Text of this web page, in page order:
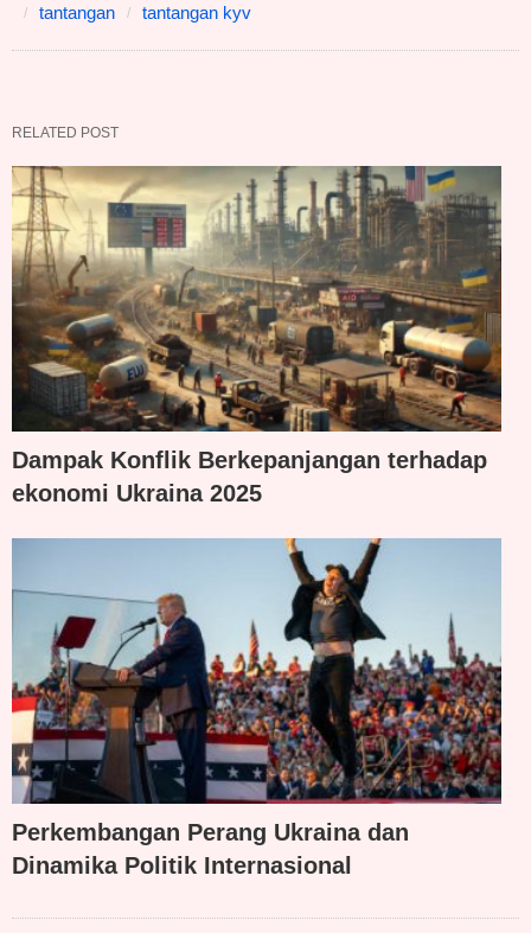
tantangan
tantangan kyv
RELATED POST
Dampak Konflik Berkepanjangan terhadap
ekonomi Ukraina 2025
Perkembangan Perang Ukraina dan
Dinamika Politik Internasional